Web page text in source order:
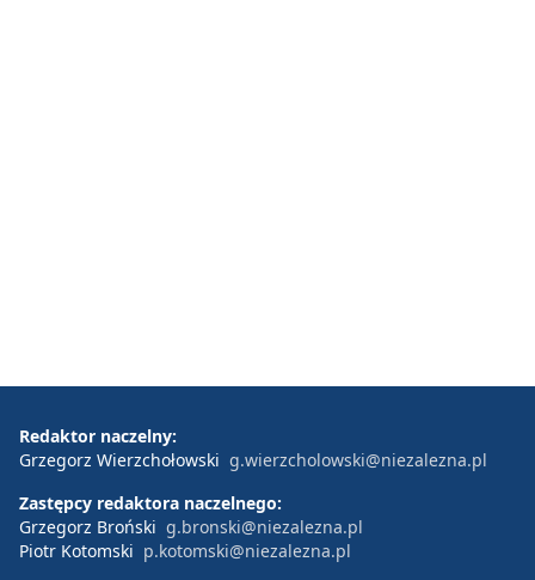
Redaktor naczelny:
Grzegorz Wierzchołowski g.wierzcholowski@niezalezna.pl
Zastępcy redaktora naczelnego:
Grzegorz Broński g.bronski@niezalezna.pl
Piotr Kotomski p.kotomski@niezalezna.pl